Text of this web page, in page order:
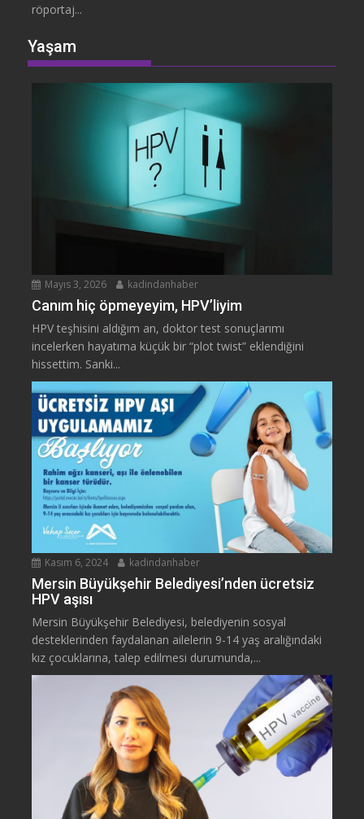
röportaj...
Yaşam
Mayıs 3, 2026 kadindanhaber
Canım hiç öpmeyeyim, HPV’liyim
HPV teşhisini aldığım an, doktor test sonuçlarımı
incelerken hayatıma küçük bir “plot twist” eklendiğini
hissettim. Sanki...
Kasım 6, 2024 kadindanhaber
Mersin Büyükşehir Belediyesi’nden ücretsiz
HPV aşısı
Mersin Büyükşehir Belediyesi, belediyenin sosyal
desteklerinden faydalanan ailelerin 9-14 yaş aralığındaki
kız çocuklarına, talep edilmesi durumunda,...